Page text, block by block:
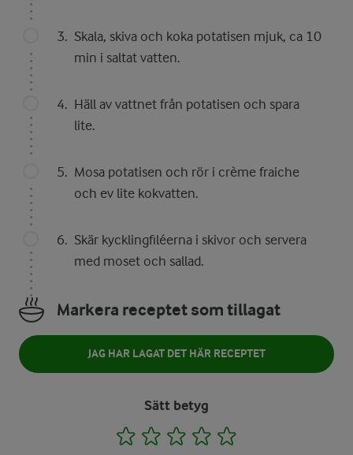
Skala, skiva och koka potatisen mjuk, ca 10
min i saltat vatten.
Häll av vattnet från potatisen och spara
lite.
Mosa potatisen och rör i crème fraiche
och ev lite kokvatten.
Skär kycklingfiléerna i skivor och servera
med moset och sallad.
Markera receptet som tillagat
JAG HAR LAGAT DET HÄR RECEPTET
Sätt betyg
1 2 3 4